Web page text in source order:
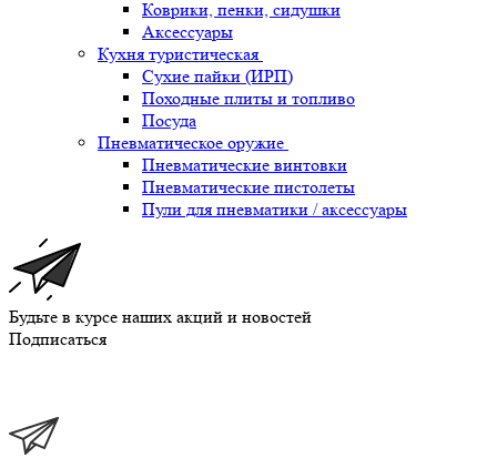
Коврики, пенки, сидушки
Аксессуары
Кухня туристическая
Сухие пайки (ИРП)
Походные плиты и топливо
Посуда
Пневматическое оружие
Пневматические винтовки
Пневматические пистолеты
Пули для пневматики / аксессуары
Будьте в курсе наших акций и новостей
Подписаться